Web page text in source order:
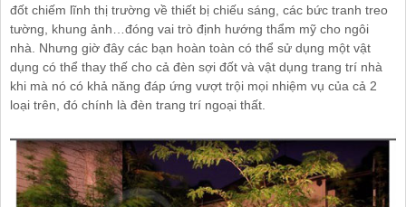
đốt chiếm lĩnh thị trường về thiết bị chiếu sáng, các bức tranh treo
tường, khung ảnh…đóng vai trò định hướng thẩm mỹ cho ngôi
nhà. Nhưng giờ đây các bạn hoàn toàn có thể sử dụng một vật
dụng có thể thay thế cho cả đèn sợi đốt và vật dụng trang trí nhà
khi mà nó có khả năng đáp ứng vượt trội mọi nhiệm vụ của cả 2
loại trên, đó chính là đèn trang trí ngoại thất.